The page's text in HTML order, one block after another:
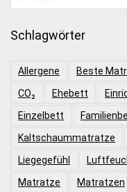
Schlagwörter
Allergene Beste
CO₂
Ehebett
Einzelbett
Kaltschaummatratze
Liegegefühl
Matratze
Matratzen